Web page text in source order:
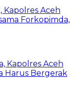
Kapolres Aceh
Forkopimda,
Kapolres Aceh
Harus Bergerak